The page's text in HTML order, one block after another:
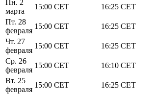
Пн. 2
марта
15:00 CET 16:25 CET
Пт. 28
февраля
15:00 CET 16:25 CET
Чт. 27
февраля
15:00 CET 16:25 CET
Ср. 26
февраля
15:00 CET 16:10 CET
Вт. 25
февраля
15:00 CET 16:25 CET